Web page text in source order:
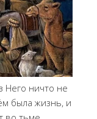
Него ничто не
была жизнь, и